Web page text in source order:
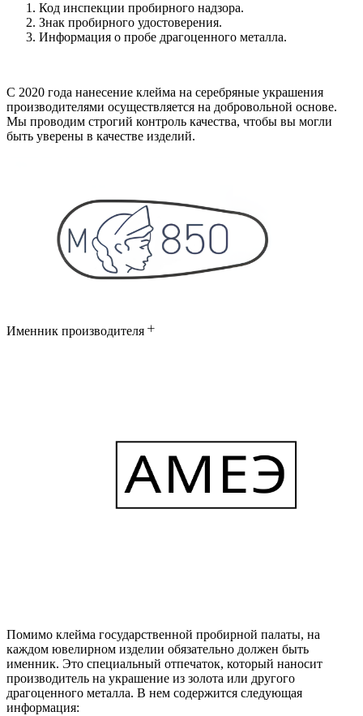
Код инспекции пробирного надзора.
Знак пробирного удостоверения.
Информация о пробе драгоценного металла.
С 2020 года нанесение клейма на серебряные украшения
производителями осуществляется на добровольной основе.
Мы проводим строгий контроль качества, чтобы вы могли
быть уверены в качестве изделий.
Именник производителя
Помимо клейма государственной пробирной палаты, на
каждом ювелирном изделии обязательно должен быть
именник. Это специальный отпечаток, который наносит
производитель на украшение из золота или другого
драгоценного металла. В нем содержится следующая
информация: